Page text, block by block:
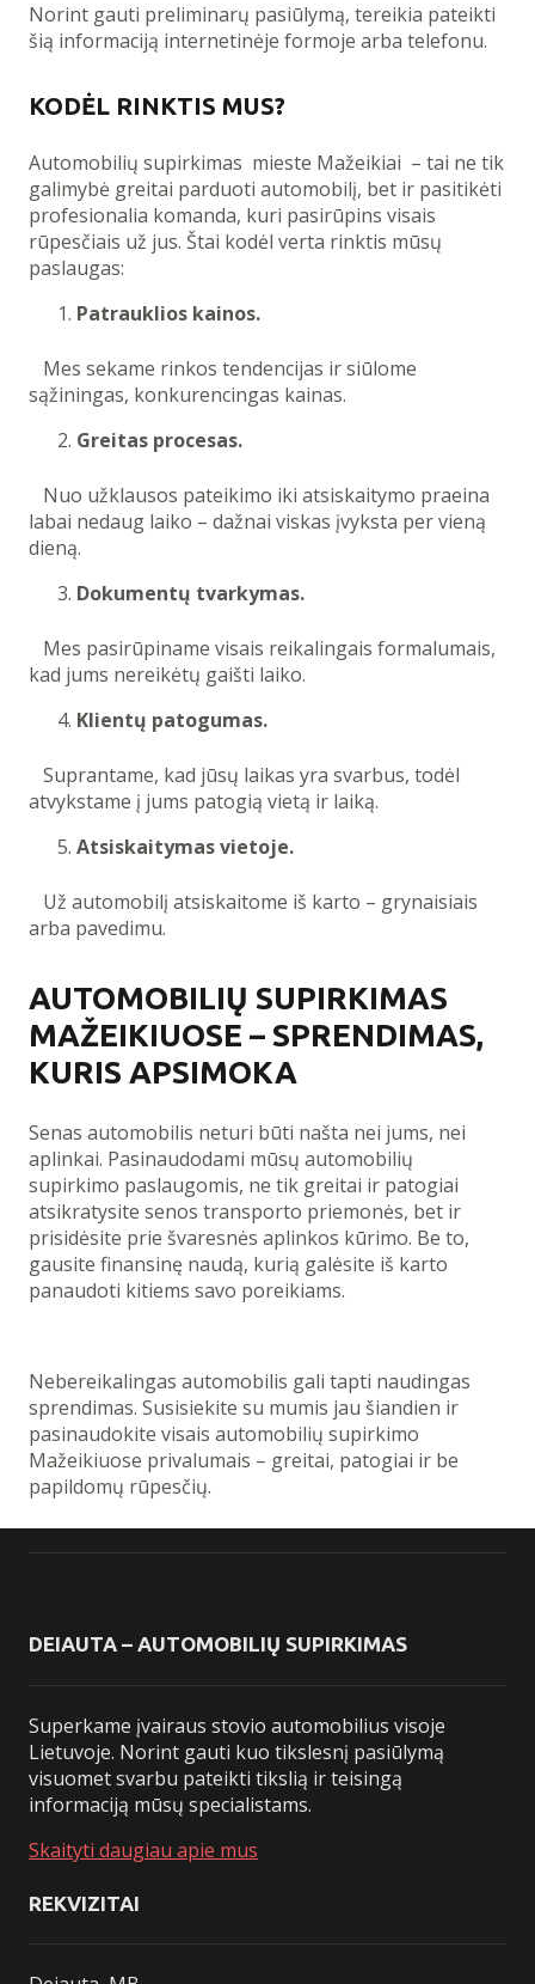
Norint gauti preliminarų pasiūlymą, tereikia pateikti
šią informaciją internetinėje formoje arba telefonu.
KODĖL RINKTIS MUS?
Automobilių supirkimas mieste Mažeikiai – tai ne tik
galimybė greitai parduoti automobilį, bet ir pasitikėti
profesionalia komanda, kuri pasirūpins visais
rūpesčiais už jus. Štai kodėl verta rinktis mūsų
paslaugas:
Patrauklios kainos.
Mes sekame rinkos tendencijas ir siūlome
sąžiningas, konkurencingas kainas.
Greitas procesas.
Nuo užklausos pateikimo iki atsiskaitymo praeina
labai nedaug laiko – dažnai viskas įvyksta per vieną
dieną.
Dokumentų tvarkymas.
Mes pasirūpiname visais reikalingais formalumais,
kad jums nereikėtų gaišti laiko.
Klientų patogumas.
Suprantame, kad jūsų laikas yra svarbus, todėl
atvykstame į jums patogią vietą ir laiką.
Atsiskaitymas vietoje.
Už automobilį atsiskaitome iš karto – grynaisiais
arba pavedimu.
AUTOMOBILIŲ SUPIRKIMAS
MAŽEIKIUOSE – SPRENDIMAS,
KURIS APSIMOKA
Senas automobilis neturi būti našta nei jums, nei
aplinkai. Pasinaudodami mūsų automobilių
supirkimo paslaugomis, ne tik greitai ir patogiai
atsikratysite senos transporto priemonės, bet ir
prisidėsite prie švaresnės aplinkos kūrimo. Be to,
gausite finansinę naudą, kurią galėsite iš karto
panaudoti kitiems savo poreikiams.
Nebereikalingas automobilis gali tapti naudingas
sprendimas. Susisiekite su mumis jau šiandien ir
pasinaudokite visais automobilių supirkimo
Mažeikiuose privalumais – greitai, patogiai ir be
papildomų rūpesčių.
DEIAUTA – AUTOMOBILIŲ SUPIRKIMAS
Superkame įvairaus stovio automobilius visoje
Lietuvoje. Norint gauti kuo tikslesnį pasiūlymą
visuomet svarbu pateikti tikslią ir teisingą
informaciją mūsų specialistams.
Skaityti daugiau apie mus
REKVIZITAI